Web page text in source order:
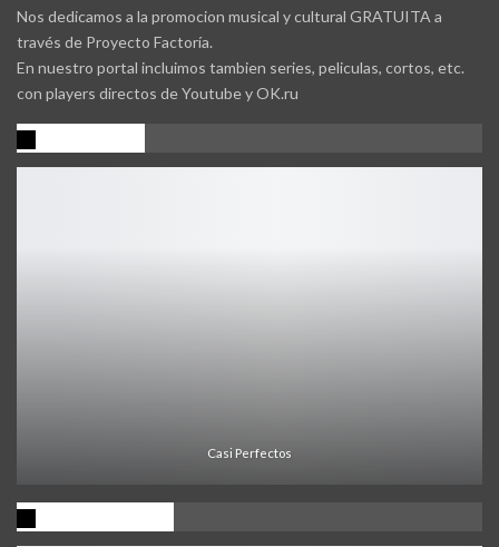
Nos dedicamos a la promocion musical y cultural GRATUITA a
través de Proyecto Factoría.
En nuestro portal incluimos tambien series, peliculas, cortos, etc.
con players directos de Youtube y OK.ru
Casi Perfectos